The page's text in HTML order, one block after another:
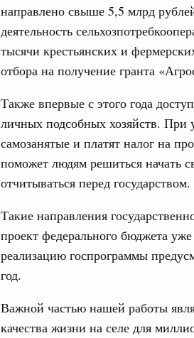
направлено свыше 5,5 млрд
деятельность
тысячи крестьянских и
отбора на получение гранта
Также впервые с этого года
личных подсобных хозяйств. При
самозанятые и платят налог на
поможет людям решиться начать
отчитываться перед государством.
Такие направления
проект федерального бюджета
реализацию госпрограммы
год.
Важной частью нашей работы
качества жизни на селе для